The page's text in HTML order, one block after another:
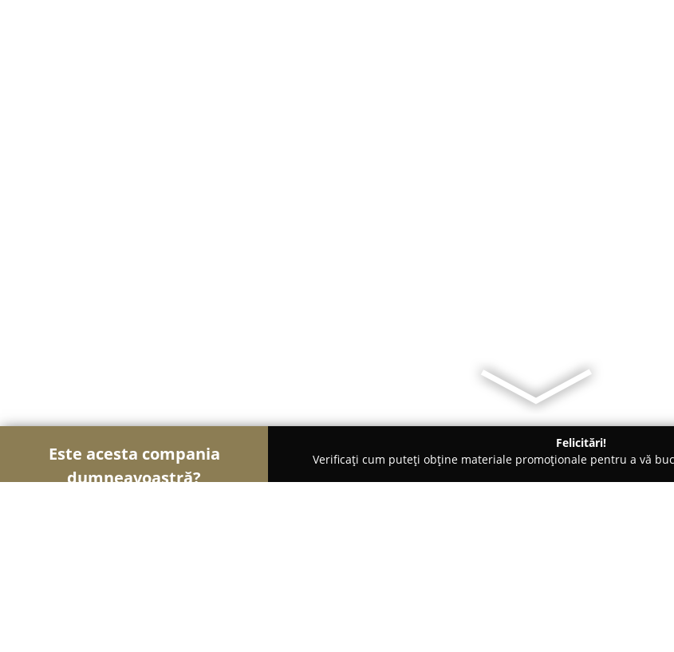
Este acesta compania
dumneavoastră?
Felicitări!
Verificați cum puteți obține materiale promoționale pentru a vă